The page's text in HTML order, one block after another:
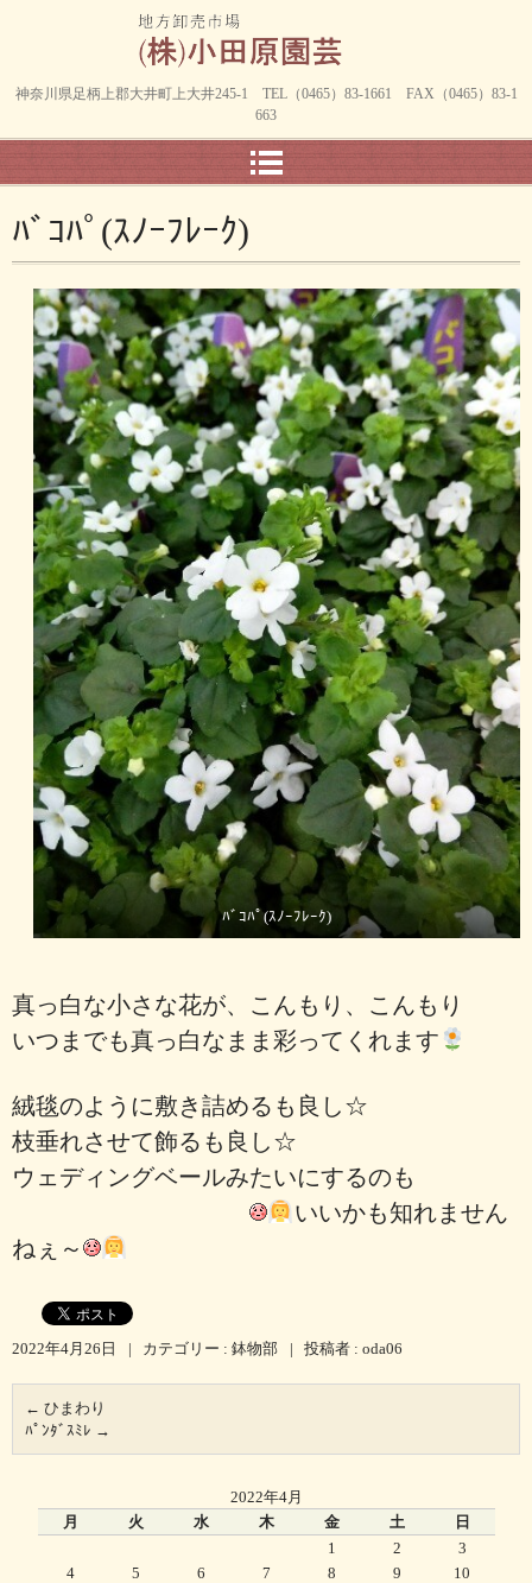
神奈川県足柄上郡大井町上大井245-1 TEL（0465）83-1661 FAX（0465）83-1
663
ﾊﾞｺﾊﾟ(ｽﾉｰﾌﾚｰｸ)
ﾊﾞｺﾊﾟ(ｽﾉｰﾌﾚｰｸ)
真っ白な小さな花が、こんもり、こんもり
いつまでも真っ白なまま彩ってくれます
絨毯のように敷き詰めるも良し☆
枝垂れさせて飾るも良し☆
ウェディングベールみたいにするのも
いいかも知れません
ねぇ～
2022年4月26日 | カテゴリー : 鉢物部 | 投稿者 : oda06
← ひまわり
ﾊﾟﾝﾀﾞｽﾐﾚ →
2022年4月
月
火 水 木 金 土 日
1 2
3
4
5 6 7 8 9
10